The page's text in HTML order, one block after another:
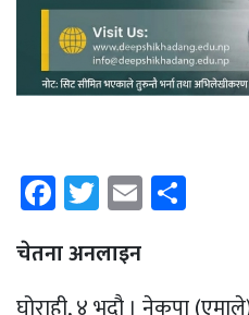
Facebook
Twitter
Email
चेतना अनलाइन